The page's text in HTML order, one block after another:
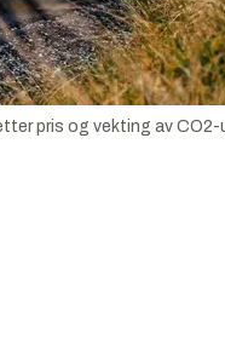
pris og vekting av CO2-